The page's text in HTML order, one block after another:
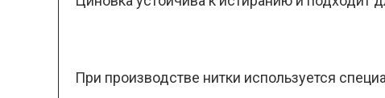
При производстве нитки используется